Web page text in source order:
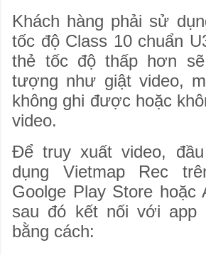
Khách hàng phải sử
tốc độ Class 10 chuẩn
thẻ tốc độ thấp hơn
tượng như giật video,
không ghi được hoặc
video.
Để truy xuất video,
dụng Vietmap Rec
Goolge Play Store hoặc
sau đó kết nối với app
bằng cách: